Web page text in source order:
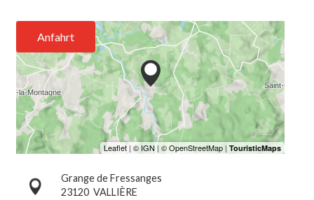
Anfahrt
Grange de Fressanges
23120 VALLIÈRE